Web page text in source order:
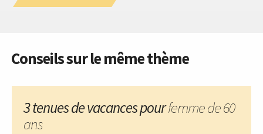
Conseils sur le même thème
3 tenues de vacances pourfemme de 60
ans